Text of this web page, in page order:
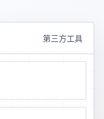
第三方工具